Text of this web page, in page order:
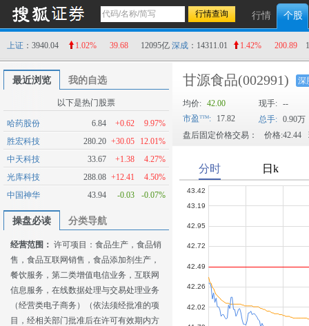
行情 个股
上证 ：3940.04 1.02% 39.68 12095亿 深成 ：14311.01 1.42% 200.89
最近浏览 我的自选
以下是热门股票
哈药股份 6.84 +0.62
9.97%
胜宏科技
280.20 +30.05
12.01%
中天科技
33.67 +1.38
4.27%
光库科技
288.08 +12.41
4.50%
中国神华
43.94 -0.03 -0.07%
操盘必读 分类导航
经营范围： 许可项目：食品生产，食品销
售，食品互联网销售，食品添加剂生产，
餐饮服务，第二类增值电信业务，互联网
信息服务，在线数据处理与交易处理业务
（经营类电子商务）（依法须经批准的项
目，经相关部门批准后在许可有效期内方
甘源食品(002991) 深
均价: 42.00 现手: --
市盈
: 17.82 总手: 0.90万
盘后固定价格交易：
价格:42.44